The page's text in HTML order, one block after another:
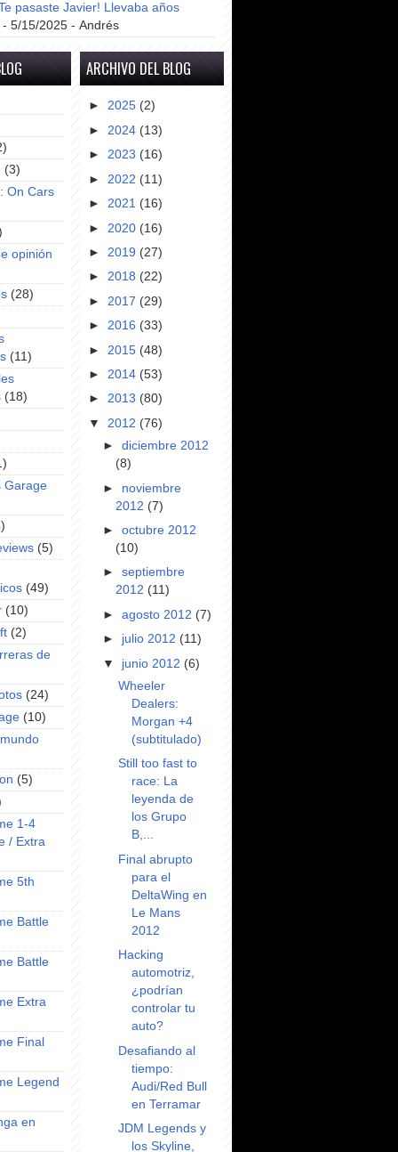
pasaste Javier! Llevaba años
- 5/15/2025 - Andrés
(3)
On Cars
opinión
(28)
(11)
(18)
Garage
(5)
(49)
(10)
(2)
de
(24)
(10)
(5)
1-4
/ Extra
5th
Battle
Battle
Extra
Final
Legend
en
ARCHIVO DEL BLOG
► 2025 (2)
► 2024 (13)
► 2023 (16)
► 2022 (11)
► 2021 (16)
► 2020 (16)
► 2019 (27)
► 2018 (22)
► 2017 (29)
► 2016 (33)
► 2015 (48)
► 2014 (53)
► 2013 (80)
▼ 2012 (76)
►diciembre 2012
(8)
► noviembre
2012 (7)
►octubre 2012
(10)
►septiembre
2012 (11)
►agosto 2012 (7)
► julio 2012 (11)
▼ junio 2012 (6)
Wheeler
Dealers:
Morgan +4
(subtitulado)
Still too fast to
race: La
leyenda de
los Grupo
B,...
Final abrupto
para el
DeltaWing en
Le Mans
2012
Hacking
automotriz,
¿podrían
controlar tu
auto?
Desafiando al
tiempo:
Audi/Red Bull
en Terramar
JDM Legends y
los Skyline,